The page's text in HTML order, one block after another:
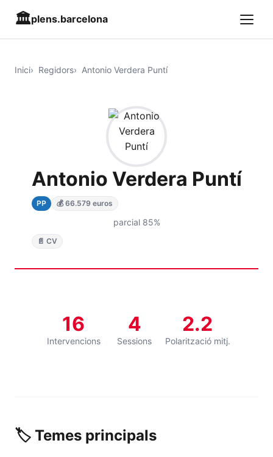
🏛️plens.barcelona
Inici Regidors Antonio Verdera Puntí
Antonio Verdera Puntí
PP 💰 66.579 euros
parcial 85%
📄 CV
16
Intervencions
4
Sessions
2.2
Polarització mitj.
🏷️ Temes principals